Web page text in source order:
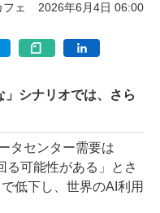
ェ 2026年6月4日 06:00
」シナリオでは、さら
タセンター需要は
る可能性がある」とさ
低下し、世界のAI利用